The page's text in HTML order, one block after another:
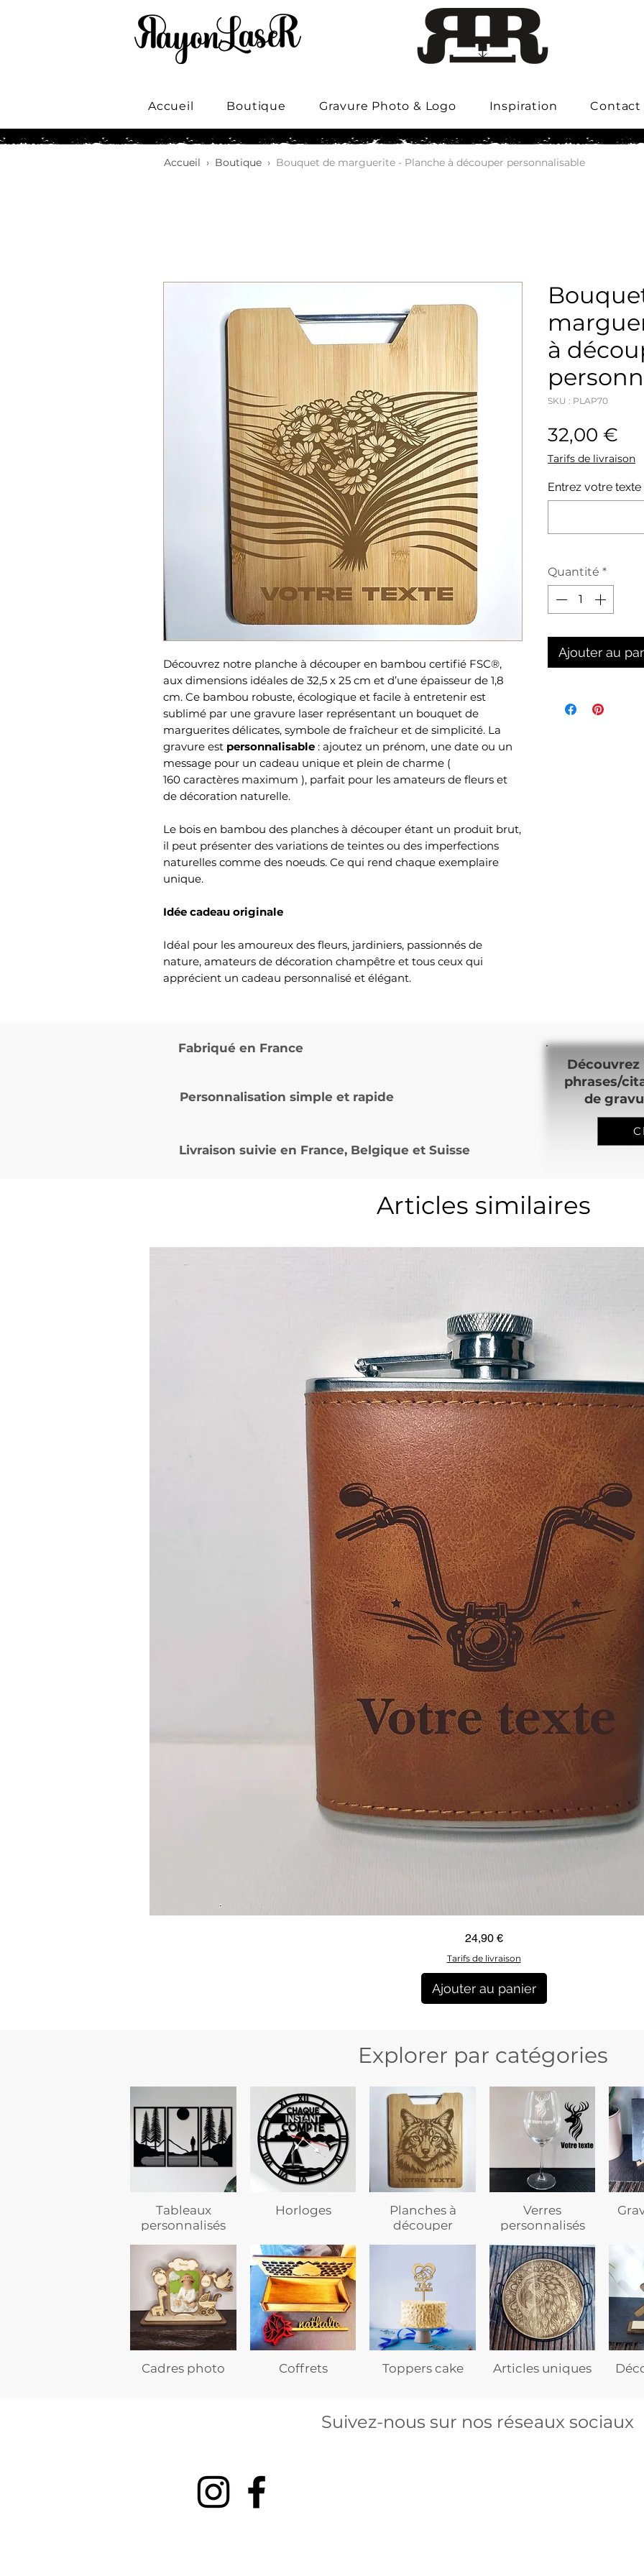
Accueil Boutique Gravure Photo & Logo Inspiration Contact
Accueil › Boutique › Bouquet de marguerite - Planche à découper personnalisable
Découvrez notre planche à découper en bambou certifié FSC®,
aux dimensions idéales de 32,5 x 25 cm et d’une épaisseur de 1,8
cm. Ce bambou robuste, écologique et facile à entretenir est
sublimé par une gravure laser représentant un bouquet de
marguerites délicates, symbole de fraîcheur et de simplicité. La
gravure est personnalisable : ajoutez un prénom, une date ou un
message pour un cadeau unique et plein de charme (
160 caractères maximum ), parfait pour les amateurs de fleurs et
de décoration naturelle.
Le bois en bambou des planches à découper étant un produit brut,
il peut présenter des variations de teintes ou des imperfections
naturelles comme des noeuds. Ce qui rend chaque exemplaire
unique.
Idée cadeau originale
Idéal pour les amoureux des fleurs, jardiniers, passionnés de
nature, amateurs de décoration champêtre et tous ceux qui
apprécient un cadeau personnalisé et élégant.
à
SKU : PLAP70
32,00 €
Tarifs de livraison
Entrez votre
Quantité *
Ajouter au
Fabriqué en France
Personnalisation simple et rapide
Livraison suivie en France, Belgique et Suisse
phrases/
de
Articles similaires
Aperçu rapide
Prix
24,90 €
Tarifs de livraison
Ajouter au panier
Explorer par catégories
Tableaux
personnalisés
Horloges
Planches à
découper
Verres
personnalisés
Cadres photo Coffrets Toppers cake Articles uniques
Suivez-nous sur nos réseaux sociaux